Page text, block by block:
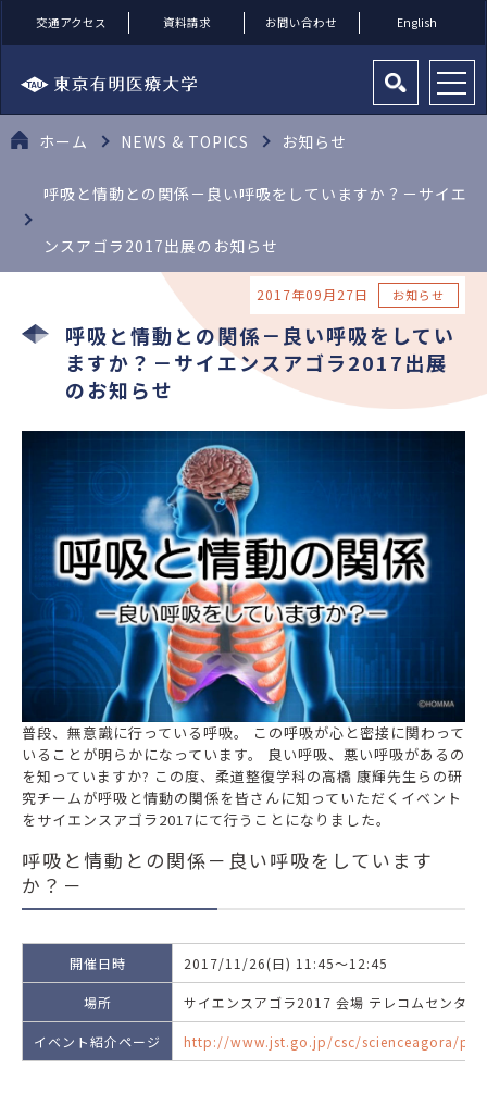
交通アクセス 資料請求 お問い合わせ English
ホーム NEWS & TOPICS お知らせ
呼吸と情動との関係－良い呼吸をしていますか？－サイエ
ンスアゴラ2017出展のお知らせ
呼吸と情動との関係－良い呼吸をしてい
ますか？－サイエンスアゴラ2017出展
のお知らせ
2017年09月27日 お知らせ
普段、無意識に行っている呼吸。 この呼吸が心と密接に関わって
いることが明らかになっています。 良い呼吸、悪い呼吸があるの
を知っていますか? この度、柔道整復学科の高橋 康輝先生らの研
究チームが呼吸と情動の関係を皆さんに知っていただくイベント
をサイエンスアゴラ2017にて行うことになりました。
呼吸と情動との関係－良い呼吸をしています
か？－
開催日時 2017/11/26(日) 11:45～12:45
場所 サイエンスアゴラ2017 会場 テレコムセンタ
イベント紹介ページ http://www.jst.go.jp/csc/scienceagora/